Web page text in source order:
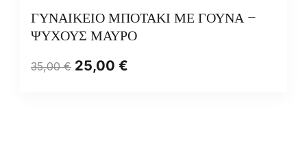
ΓΥΝΑΙΚΕΙΟ ΜΠΟΤΑΚΙ ΜΕ ΓΟΥΝΑ –
ΨΥΧΟΥΣ ΜΑΥΡΟ
35,00€ 25,00 €